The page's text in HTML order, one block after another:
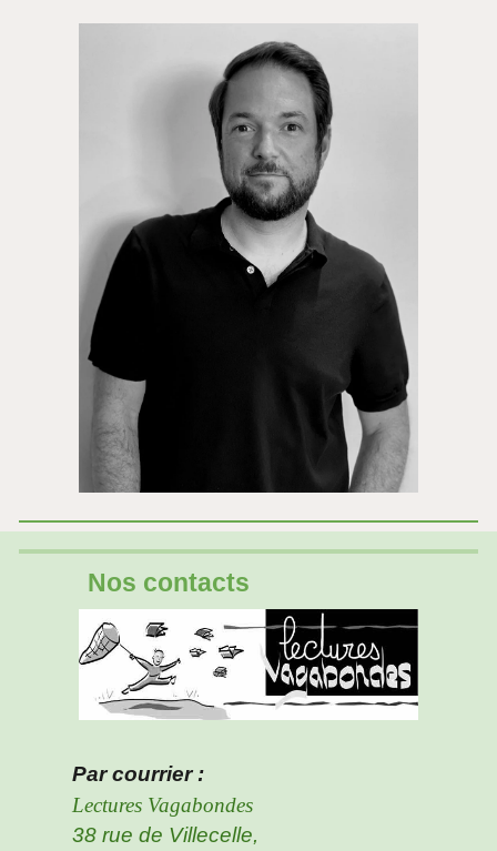
Nos contacts
Par courrier :
Lectures Vagabondes
38 rue de Villecelle,